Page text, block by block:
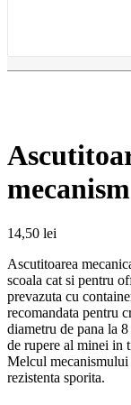
14,50 lei
Ascutitoarea
scoala cat si pentru
prevazuta cu
recomandata pentru
diametru de pana la
de rupere al minei in
Melcul mecanismului
rezistenta sporita.